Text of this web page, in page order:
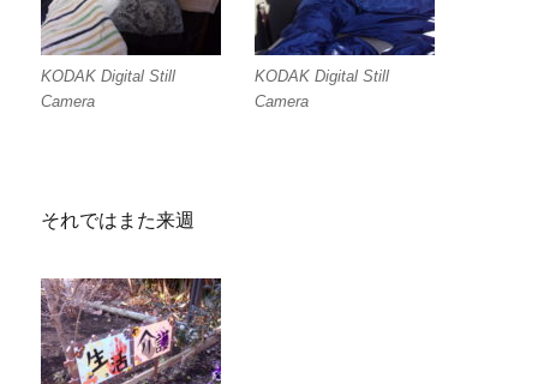
KODAK Digital Still
Camera
KODAK Digital Still
Camera
それではまた来週